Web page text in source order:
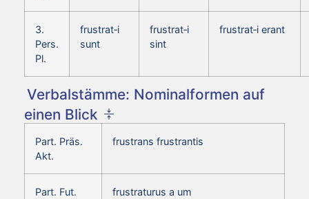
3.
Pers.
Pl.
frustrat‑i
sunt
frustrat‑i
sint
frustrat‑i erant
Verbalstämme: Nominalformen auf
einen Blick
Part. Präs.
Akt.
frustrans frustrantis
Part. Fut.
frustraturus a um